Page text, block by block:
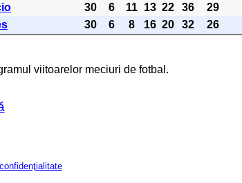
30 6 11 13 22 36 29
30 6 8 16 20 32 26
viitoarelor meciuri de fotbal.